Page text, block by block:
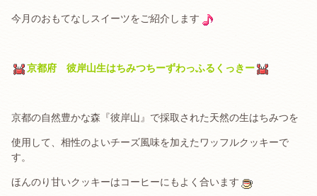
今月のおもてなしスイーツをご紹介します
京都府 彼岸山生はちみつちーずわっふるくっきー
京都の自然豊かな森『彼岸山』で採取された天然の生はちみつを
使用して、相性のよいチーズ風味を加えたワッフルクッキーで
す。
ほんのり甘いクッキーはコーヒーにもよく合います